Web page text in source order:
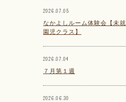
2026.07.05
なかよしルーム体験会【未就
園児クラス】
2026.07.04
７月第１週
2026.06.30